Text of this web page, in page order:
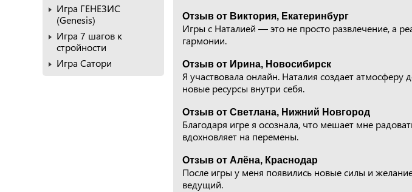
Отзыв от Виктория, Екатеринбург
Игры с Наталией — это не просто развлечение, а
гармонии.
Отзыв от Ирина, Новосибирск
Я участвовала онлайн. Наталия создает
новые ресурсы внутри себя.
Отзыв от Светлана, Нижний Новгород
Благодаря игре я осознала, что мешает мне
вдохновляет на перемены.
Отзыв от Алёна, Краснодар
После игры у меня появились новые силы и
ведущий.
Игра ГЕНЕЗИС
(Genesis)
Игра 7 шагов к
стройности
Игра Сатори